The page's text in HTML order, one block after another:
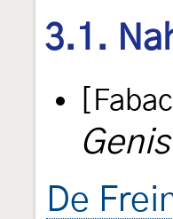
3.1.
De